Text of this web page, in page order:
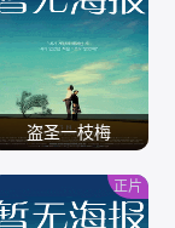
盗圣一枝梅
正片